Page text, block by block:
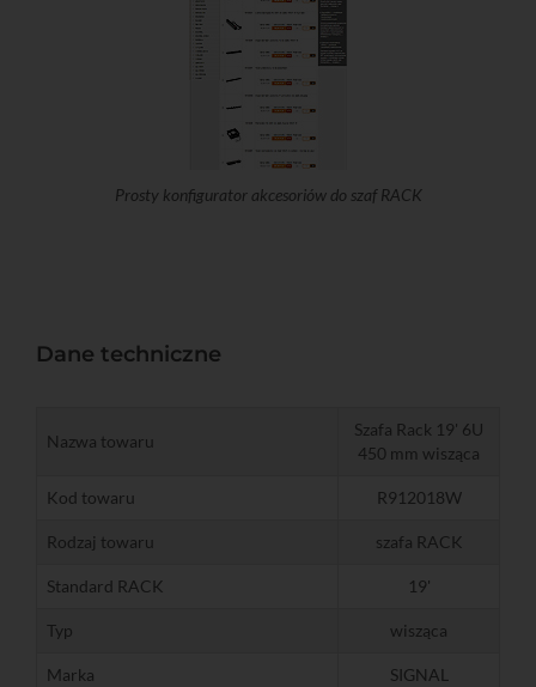
Prosty konfigurator akcesoriów do szaf RACK
Dane techniczne
Nazwa towaru
Szafa Rack 19' 6U
450 mm wisząca
Kod towaru R912018W
Rodzaj towaru szafa RACK
Standard RACK 19'
Typ wisząca
Marka SIGNAL